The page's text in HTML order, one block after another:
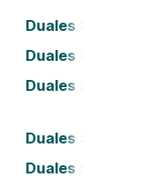
Duales Studium
Duales Studium
Duales Studium
Duales Studium
Duales Studium